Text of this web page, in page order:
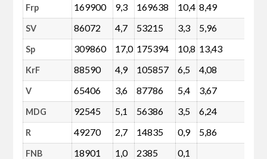
Frp 169900 9,3 169638 10,4 8,49
SV 86072 4,7 53215 3,3 5,96
Sp 309860 17,0 175394 10,8 13,43
KrF 88590 4,9 105857 6,5 4,08
V 65406 3,6 87786 5,4 3,67
MDG 92545 5,1 56386 3,5 6,24
R 49270 2,7 14835 0,9 5,86
FNB 18901 1,0 2385 0,1